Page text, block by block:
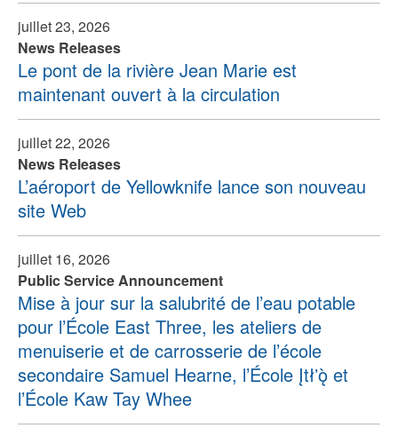
juillet 23, 2026
News Releases
Le pont de la rivière Jean Marie est
maintenant ouvert à la circulation
juillet 22, 2026
News Releases
L’aéroport de Yellowknife lance son nouveau
site Web
juillet 16, 2026
Public Service Announcement
Mise à jour sur la salubrité de l’eau potable
pour l’École East Three, les ateliers de
menuiserie et de carrosserie de l’école
secondaire Samuel Hearne, l’École Įtłʼǫ̀ et
l’École Kaw Tay Whee